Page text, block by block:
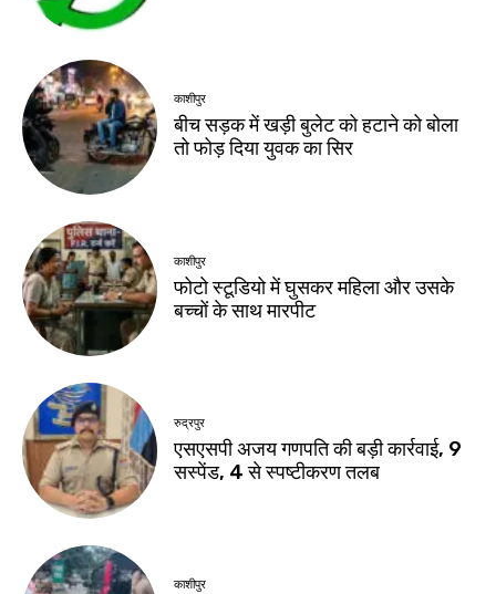
काशीपुर
बीच सड़क में खड़ी बुलेट को हटाने को बोला
तो फोड़ दिया युवक का सिर
काशीपुर
फोटो स्टूडियो में घुसकर महिला और उसके
बच्चों के साथ मारपीट
रुद्रपुर
एसएसपी अजय गणपति की बड़ी कार्रवाई, 9
सस्पेंड, 4 से स्पष्टीकरण तलब
काशीपुर